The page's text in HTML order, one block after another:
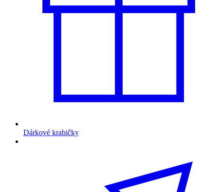
Dárkové krabičky